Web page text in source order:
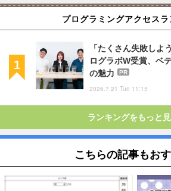
プログラミングアクセス
「たくさん失敗し
ログラボW受賞、ベ
の魅力
PR
2026.7.21 Tue 11:15
ランキングをもっと
こちらの記事もお